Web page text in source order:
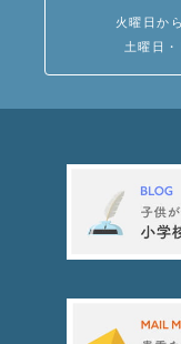
火曜日か
土曜日